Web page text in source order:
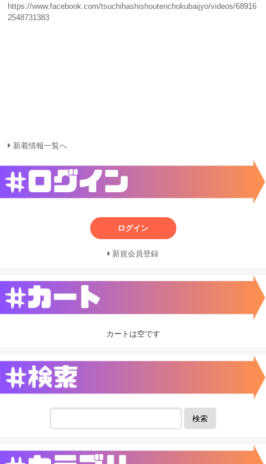
https://www.facebook.com/tsuchihashishoutenchokubaijyo/videos/68916
2548731383
新着情報一覧へ
ログイン
新規会員登録
カートは空です
検索